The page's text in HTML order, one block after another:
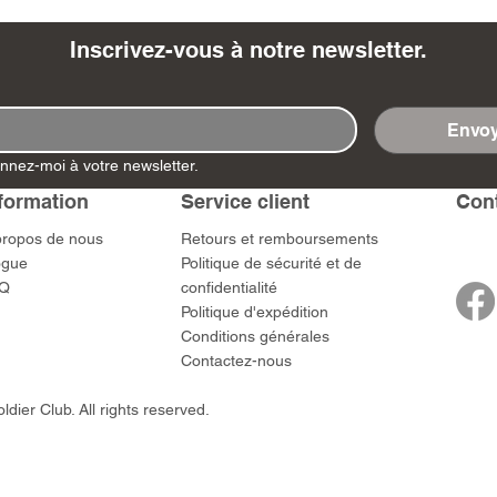
Ashigaru
Set
Army)
SW012 - Tokugawa
Ieyasu
Prix
59,00 $US
RTA151 -
AP Medic
DD404 - AP The Scout
DD403 - AP
Inscrivez-vous à notre newsletter.
moi à votre newsletter.
de nous
Service client
​Retours et remboursements
Politique de sécurité et de
confidentialité
Politique d'expédition
Conditions générales
Contactez-nous
Club. All rights reserved.